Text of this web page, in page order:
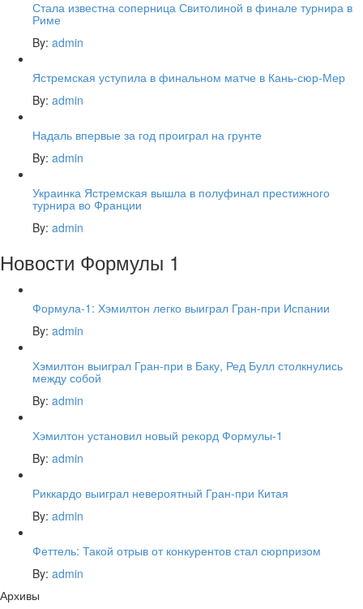
Стала известна соперница Свитолиной в финале турнира в
Риме
By: admin
Ястремская уступила в финальном матче в Кань-сюр-Мер
By: admin
Надаль впервые за год проиграл на грунте
By: admin
Украинка Ястремская вышла в полуфинал престижного
турнира во Франции
By: admin
Новости Формулы 1
Формула-1: Хэмилтон легко выиграл Гран-при Испании
By: admin
Хэмилтон выиграл Гран-при в Баку, Ред Булл столкнулись
между собой
By: admin
Хэмилтон установил новый рекорд Формулы-1
By: admin
Риккардо выиграл невероятный Гран-при Китая
By: admin
Феттель: Такой отрыв от конкурентов стал сюрпризом
By: admin
Архивы